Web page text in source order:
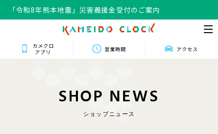
「令和8年熊本地震」災害義援金受付のご案内
カメクロ
アプリ
営業時間 アクセス
SHOP NEWS
ショップニュース